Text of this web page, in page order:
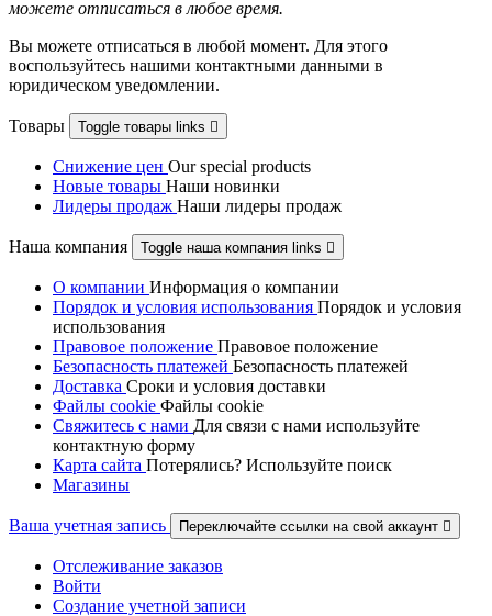
можете отписаться в любое время.
Вы можете отписаться в любой момент. Для этого
воспользуйтесь нашими контактными данными в
юридическом уведомлении.
Товары Toggle товары links 
Снижение цен Our special products
Новые товары Наши новинки
Лидеры продаж Наши лидеры продаж
Наша компания Toggle наша компания links 
О компании Информация о компании
Порядок и условия использования Порядок и условия
использования
Правовое положение Правовое положениe
Безопасность платежей Безопасность платежей
Доставка Сроки и условия доставки
Файлы cookie Файлы cookie
Свяжитесь с нами Для связи с нами используйте
контактную форму
Карта сайта Потерялись? Используйте поиск
Магазины
Ваша учетная запись Переключайте ссылки на свой аккаунт 
Отслеживание заказов
Войти
Создание учетной записи